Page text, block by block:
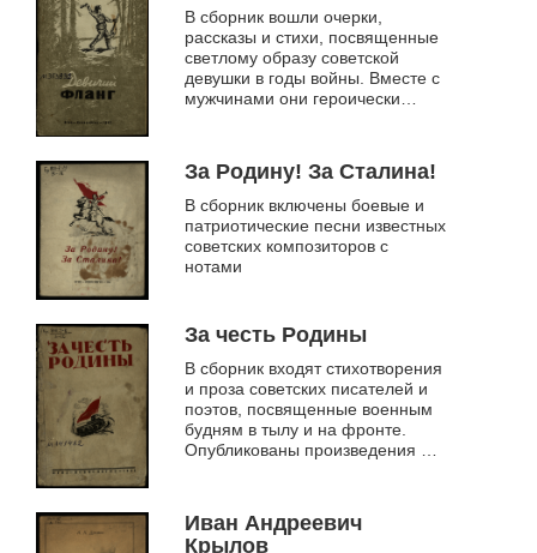
В сборник вошли очерки,
рассказы и стихи, посвященные
светлому образу советской
девушки в годы войны. Вместе с
мужчинами они героически
За Родину! За Сталина!
В сборник включены боевые и
патриотические песни известных
советских композиторов с
нотами
За честь Родины
В сборник входят стихотворения
и проза советских писателей и
поэтов, посвященные военным
будням в тылу и на фронте.
Опубликованы произведения Е.
Иван Андреевич
Крылов